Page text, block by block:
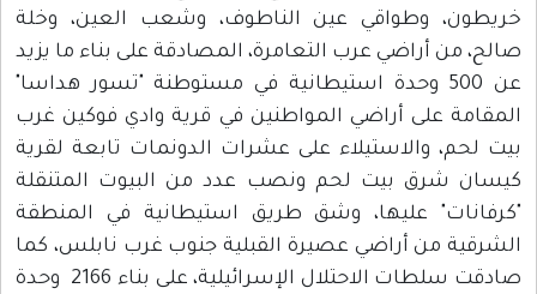
خريطون، وطواقي عين الناطوف، وشعب العين، وخلة
صالح، من أراضي عرب التعامرة، المصادقة على بناء ما يزيد
عن 500 وحدة استيطانية في مستوطنة "تسور هداسا"
المقامة على أراضي المواطنين في قرية وادي فوكين غرب
بيت لحم، والاستيلاء على عشرات الدونمات تابعة لقرية
كيسان شرق بيت لحم ونصب عدد من البيوت المتنقلة
"كرفانات" عليها، وشق طريق استيطانية في المنطقة
الشرقية من أراضي عصيرة القبلية جنوب غرب نابلس، كما
صادقت سلطات الاحتلال الإسرائيلية، على بناء 2166 وحدة